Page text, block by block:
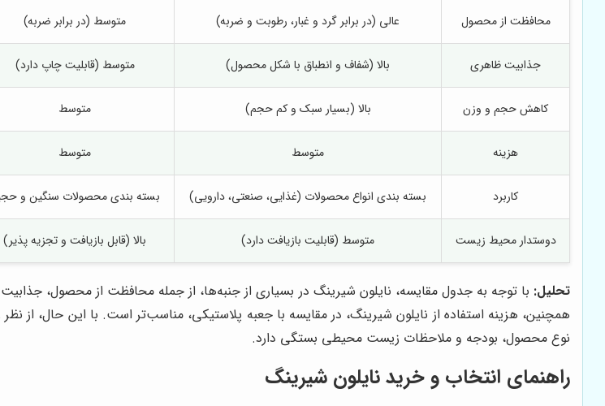
محافظت از محصول عالی (در برابر گرد و غبار، رطوبت و ضربه) متوسط (در برابر ضربه)
جذابیت ظاهری بالا (شفاف و انطباق با شکل محصول) متوسط (قابلیت چاپ دارد)
کاهش حجم و وزن بالا (بسیار سبک و کم حجم) متوسط
هزینه متوسط متوسط
کاربرد بسته بندی انواع محصولات (غذایی، صنعتی، دارویی) بسته بندی محصولات سنگین و
دوستدار محیط زیست متوسط (قابلیت بازیافت دارد) بالا (قابل بازیافت و تجزیه پذیر)
تحلیل: با توجه به جدول مقایسه، نایلون شیرینگ در بسیاری از جنبه‌ها، از جمله محافظت از محصول،
همچنین، هزینه استفاده از نایلون شیرینگ، در مقایسه با جعبه پلاستیکی، مناسب‌تر است. با این حال،
نوع محصول، بودجه و ملاحظات زیست محیطی بستگی دارد.
راهنمای انتخاب و خرید نایلون شیرینگ